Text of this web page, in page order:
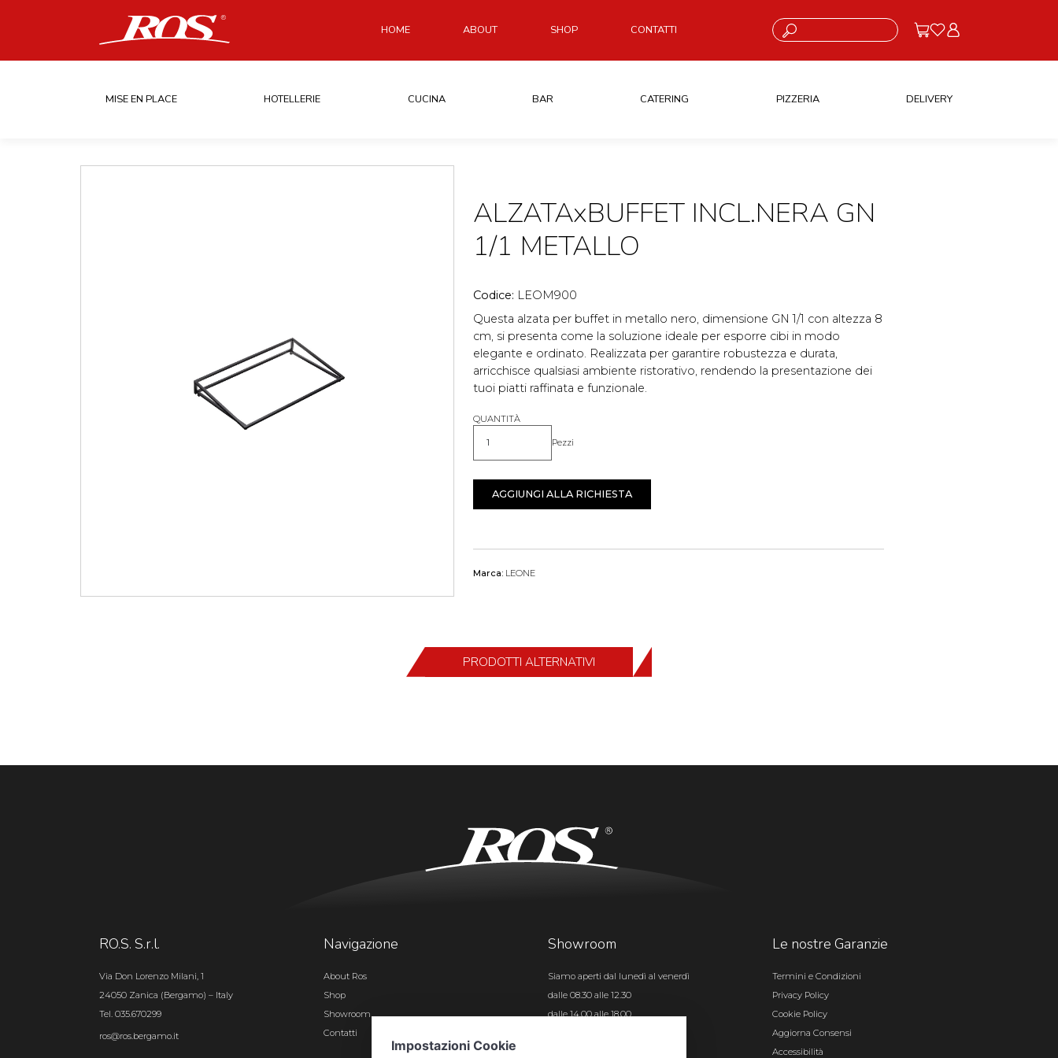
HOME ABOUT SHOP CONTATTI Cosa stai cercando?
MISE EN PLACE HOTELLERIE CUCINA BAR CATERING PIZZERIA DELIVERY
ALZATAxBUFFET INCL.NERA GN
1/1 METALLO
Codice: LEOM900
Questa alzata per buffet in metallo nero, dimensione GN 1/1 con altezza 8
cm, si presenta come la soluzione ideale per esporre cibi in modo
elegante e ordinato. Realizzata per garantire robustezza e durata,
arricchisce qualsiasi ambiente ristorativo, rendendo la presentazione dei
tuoi piatti raffinata e funzionale.
QUANTITÀ
Quantità Pezzi
AGGIUNGI ALLA RICHIESTA
Marca: LEONE
PRODOTTI ALTERNATIVI
RO.S. S.r.l.
Via Don Lorenzo Milani, 1
24050 Zanica (Bergamo) – Italy
Tel. 035.670299
ros@ros.bergamo.it
Navigazione
About Ros
Shop
Showroom
Contatti
Showroom
Siamo aperti dal lunedì al venerdì
dalle 08.30 alle 12.30
dalle 14.00 alle 18.00
Le nostre Garanzie
Termini e Condizioni
Privacy Policy
Cookie Policy
Aggiorna Consensi
Accessibilità